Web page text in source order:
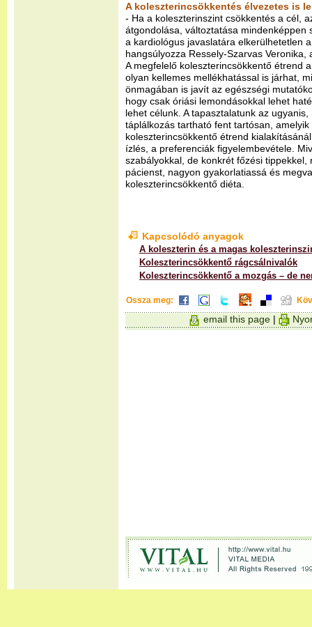
A koleszterincsökkentés élvezetes is
- Ha a koleszterinszint csökkentés a cél,
átgondolása, változtatása mindenképpen
a kardiológus javaslatára elkerülhetetlen
hangsúlyozza Ressely-Szarvas
A megfelelő koleszterincsökkentő étrend
olyan kellemes mellékhatással is járhat,
önmagában is javít az egészségi
hogy csak óriási lemondásokkal lehet
lehet célunk. A tapasztalatunk az
táplálkozás tartható fent tartósan,
koleszterincsökkentő étrend
ízlés, a preferenciák figyelembevétele.
szabályokkal, de konkrét főzési
pácienst, nagyon gyakorlatiassá és
koleszterincsökkentő diéta.
Kapcsolódó anyagok
A koleszterin és a magas
Koleszterincsökkentő rágcsálnivalók
Koleszterincsökkentő a mozgás – de
Ossza meg:
email this page|